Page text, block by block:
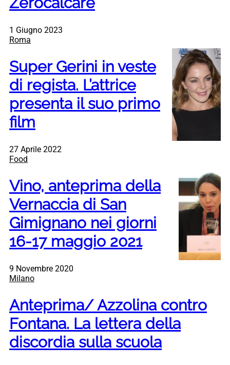
1 Giugno 2023
Roma
Super Gerini in veste
di regista. L’attrice
presenta il suo primo
film
27 Aprile 2022
Food
Vino, anteprima della
Vernaccia di San
Gimignano nei giorni
16-17 maggio 2021
9 Novembre 2020
Milano
Anteprima/ Azzolina contro
Fontana. La lettera della
discordia sulla scuola